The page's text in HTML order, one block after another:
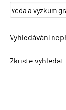
VĚDA
FAKULTA
Vyhledávání
Zkuste vyhledat